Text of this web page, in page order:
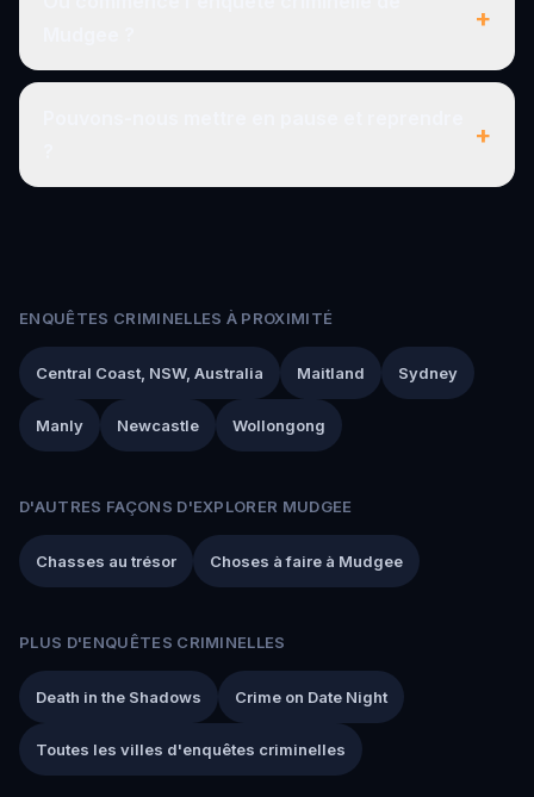
+
+
ENQUÊTES CRIMINELLES À PROXIMITÉ
Central Coast, NSW, Australia Maitland Sydney
Manly Newcastle Wollongong
D'AUTRES FAÇONS D'EXPLORER MUDGEE
Chasses au trésor Choses à faire à Mudgee
PLUS D'ENQUÊTES CRIMINELLES
Death in the Shadows Crime on Date Night
Toutes les villes d'enquêtes criminelles